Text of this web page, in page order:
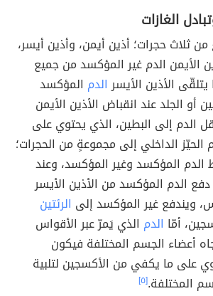
الغازات
ثلاث حجرات؛ أذين أيمن، وأذين أيسر،
الأيمن الدم غير المؤكسد من جميع
الأذين الأيسرالدم المؤكسد
أو الجلد عند انقباض الأذين الأيمن
الدم إلى البطين، الذي يحتوي على
الداخلي إلى مجموعةٍ من الحجرات؛
الدم المؤكسد وغير المؤكسد، وعند
الدم المؤكسد من الأذين الأيسر
ويندفع غير المؤكسد إلى الرئتين
أمّا الدم الذي يَمرّ عبر الأقواس
أعضاء الجسم المختلفة فيكون
على ما يكفي من الأكسجين لتلبية
المختلفة.[٥]